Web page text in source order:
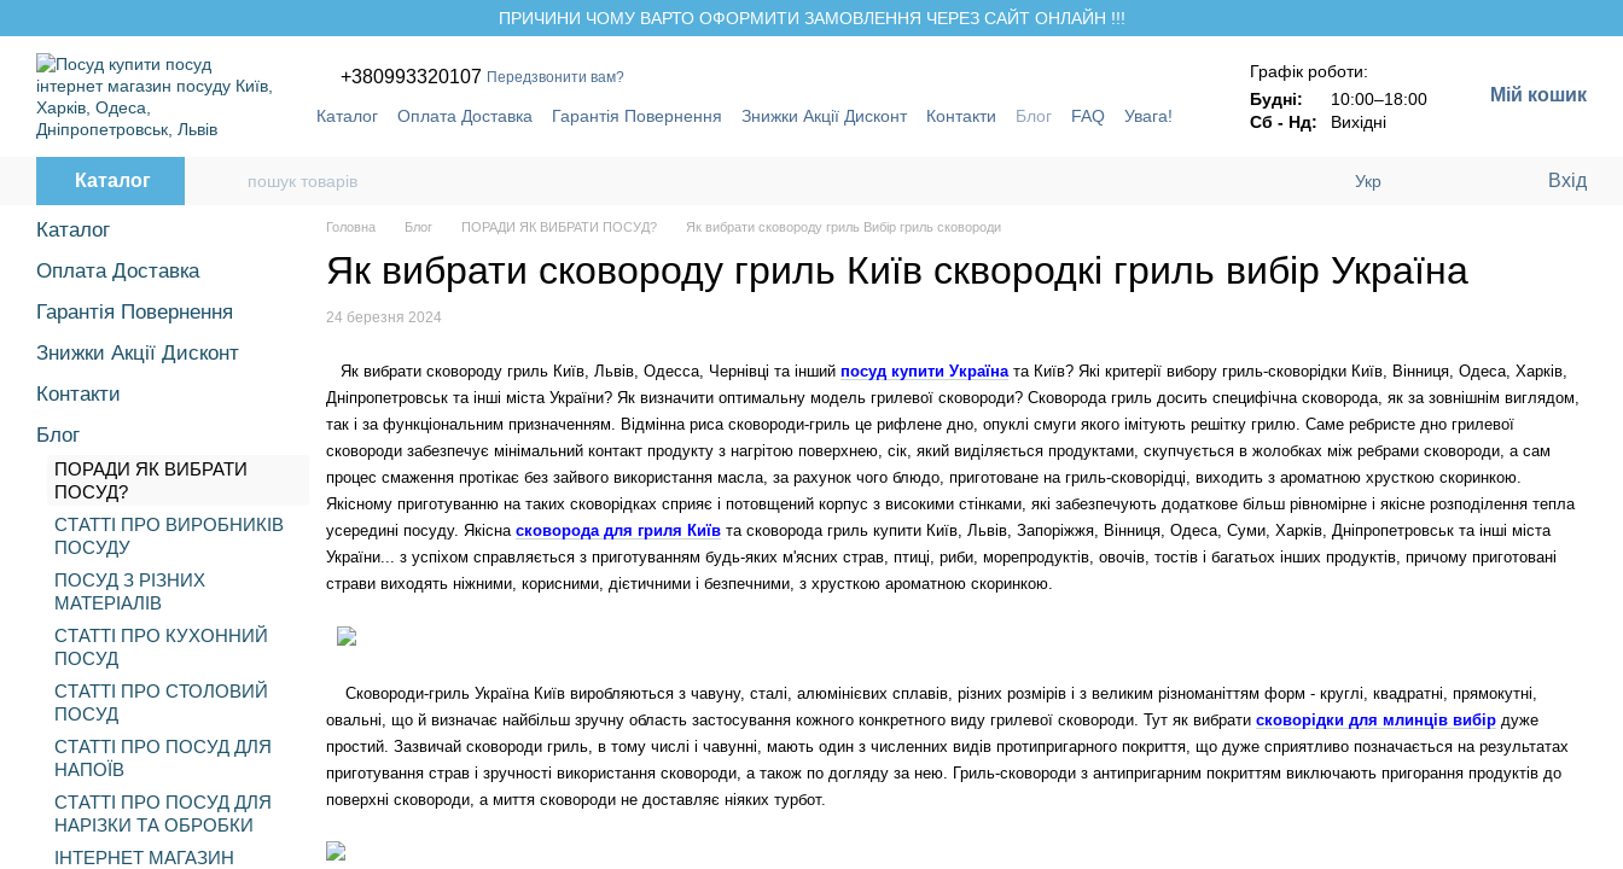
ПРИЧИНИ ЧОМУ ВАРТО ОФОРМИТИ ЗАМОВЛЕННЯ ЧЕРЕЗ САЙТ ОНЛАЙН !!!
+380993320107 Передзвонити вам?
Каталог Оплата Доставка Гарантія Повернення Знижки Акції Дисконт Контакти Блог FAQ
Увага!
Графік роботи:
Будні:
10:00–18:00
Сб - Нд:
Вихідні
Мій кошик
Каталог Укр Вхід
Головна Блог ПОРАДИ ЯК ВИБРАТИ ПОСУД? Як вибрати сковороду гриль Вибір гриль сковороди
Як вибрати сковороду гриль Київ сквородкі гриль вибір Україна
24 березня 2024
Як вибрати сковороду гриль Київ, Львів, Одесса, Чернівці та інший посуд купити Україната Київ? Які критерії вибору гриль-сковорідки Київ, Вінниця, Одеса, Харків,
Дніпропетровськ та інші міста України? Як визначити оптимальну модель грилевої сковороди? Сковорода гриль досить специфічна сковорода, як за зовнішнім виглядом,
так і за функціональним призначенням. Відмінна риса сковороди-гриль це рифлене дно, опуклі смуги якого імітують решітку грилю. Саме ребристе дно грилевої
сковороди забезпечує мінімальний контакт продукту з нагрітою поверхнею, сік, який виділяється продуктами, скупчується в жолобках між ребрами сковороди, а сам
процес смаження протікає без зайвого використання масла, за рахунок чого блюдо, приготоване на гриль-сковорідці, виходить з ароматною хрусткою скоринкою.
Якісному приготуванню на таких сковорідках сприяє і потовщений корпус з високими стінками, які забезпечують додаткове більш рівномірне і якісне розподілення тепла
усередині посуду. Якісна сковорода для гриля Київ та сковорода гриль купити Київ, Львів, Запоріжжя, Вінниця, Одеса, Суми, Харків, Дніпропетровськ та інші міста
України... з успіхом справляється з приготуванням будь-яких м'ясних страв, птиці, риби, морепродуктів, овочів, тостів і багатьох інших продуктів, причому приготовані
страви виходять ніжними, корисними, дієтичними і безпечними, з хрусткою ароматною скоринкою.
Сковороди-гриль Україна Київ виробляються з чавуну, сталі, алюмінієвих сплавів, різних розмірів і з великим різноманіттям форм - круглі, квадратні, прямокутні,
овальні, що й визначає найбільш зручну область застосування кожного конкретного виду грилевої сковороди. Тут як вибрати сковорідки для млинців вибір дуже
простий. Зазвичай сковороди гриль, в тому числі і чавунні, мають один з численних видів протипригарного покриття, що дуже сприятливо позначається на результатах
приготування страв і зручності використання сковороди, а також по догляду за нею. Гриль-сковороди з антипригарним покриттям виключають пригорання продуктів до
поверхні сковороди, а миття сковороди не доставляє ніяких турбот.
Каталог
Оплата Доставка
Гарантія Повернення
Знижки Акції Дисконт
Контакти
Блог
ПОРАДИ ЯК ВИБРАТИ
ПОСУД?
СТАТТІ ПРО ВИРОБНИКІВ
ПОСУДУ
ПОСУД З РІЗНИХ
МАТЕРІАЛІВ
СТАТТІ ПРО КУХОННИЙ
ПОСУД
СТАТТІ ПРО СТОЛОВИЙ
ПОСУД
СТАТТІ ПРО ПОСУД ДЛЯ
НАПОЇВ
СТАТТІ ПРО ПОСУД ДЛЯ
НАРІЗКИ ТА ОБРОБКИ
ІНТЕРНЕТ МАГАЗИН